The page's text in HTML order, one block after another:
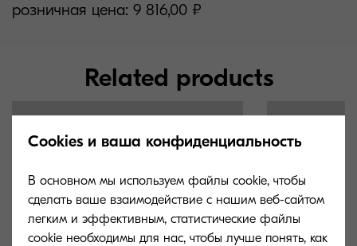
розничная цена: 9 816,00 ₽
Related products
Cookies и ваша конфиденциальность
В основном мы используем файлы cookie, чтобы
сделать ваше взаимодействие с нашим веб-сайтом
легким и эффективным, статистические файлы
cookie необходимы для нас, чтобы лучше понять, как